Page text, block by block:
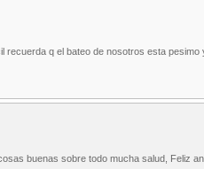
q el bateo de nosotros esta pesimo
buenas sobre todo mucha salud, Feliz